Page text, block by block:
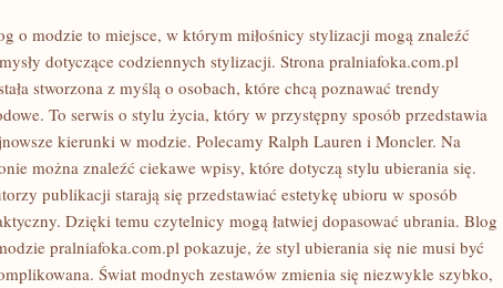
o modzie to miejsce, w którym miłośnicy stylizacji mogą znaleźć
dotyczące codziennych stylizacji. Strona pralniafoka.com.pl
stworzona z myślą o osobach, które chcą poznawać trendy
To serwis o stylu życia, który w przystępny sposób przedstawia
kierunki w modzie. Polecamy Ralph Lauren i Moncler. Na
można znaleźć ciekawe wpisy, które dotyczą stylu ubierania się.
publikacji starają się przedstawiać estetykę ubioru w sposób
Dzięki temu czytelnicy mogą łatwiej dopasować ubrania. Blog
pralniafoka.com.pl pokazuje, że styl ubierania się nie musi być
Świat modnych zestawów zmienia się niezwykle szybko,